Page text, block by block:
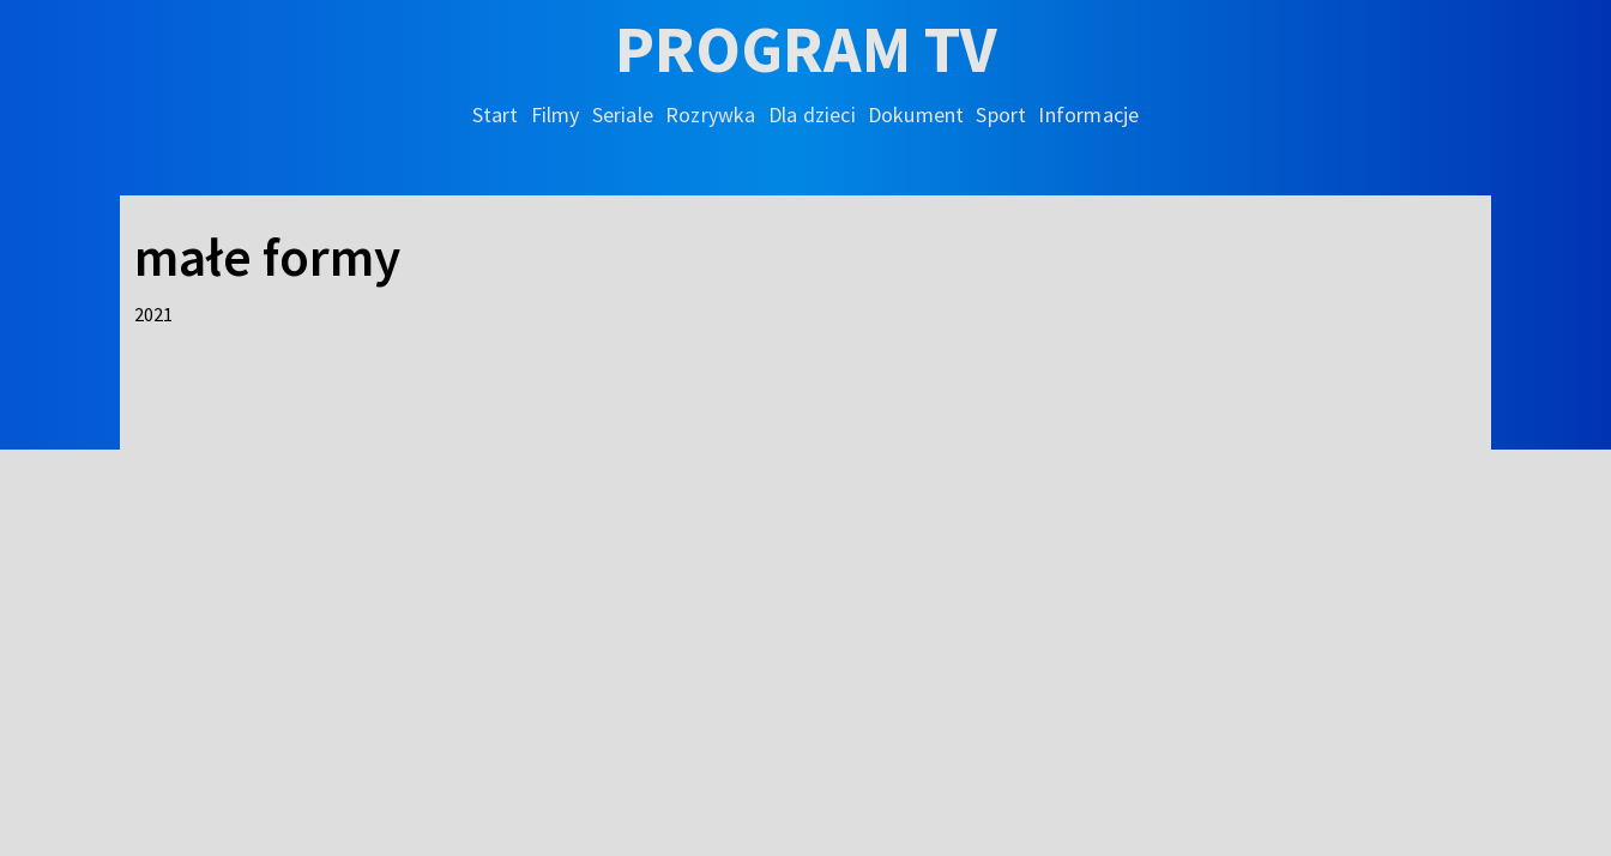
PROGRAM TV
Start Filmy Seriale Rozrywka Dla dzieci Dokument Sport Informacje
małe formy
2021